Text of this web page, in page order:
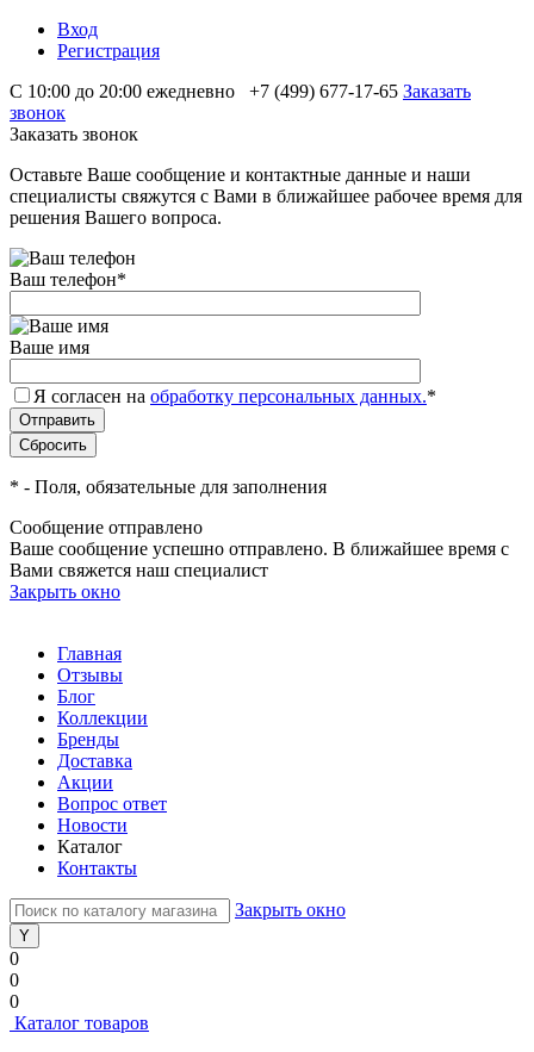
Вход
Регистрация
С 10:00 до 20:00 ежедневно
+7 (499) 677-17-65 Заказать
звонок
Заказать звонок
Оставьте Ваше сообщение и контактные данные и наши
специалисты свяжутся с Вами в ближайшее рабочее время для
решения Вашего вопроса.
Ваш телефон*
Ваше имя
Я согласен на обработку персональных данных.*
* - Поля, обязательные для заполнения
Сообщение отправлено
Ваше сообщение успешно отправлено. В ближайшее время с
Вами свяжется наш специалист
Закрыть окно
Главная
Отзывы
Блог
Коллекции
Бренды
Доставка
Акции
Вопрос ответ
Новости
Каталог
Контакты
Закрыть окно
0
0
0
Каталог товаров